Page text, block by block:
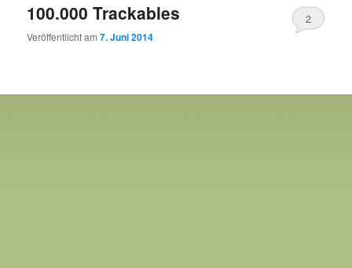
100.000 Trackables
Veröffentlicht am7. Juni 2014
2